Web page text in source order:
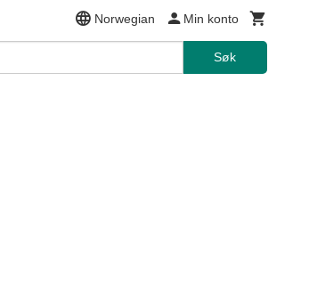
Norwegian Min konto
Søk